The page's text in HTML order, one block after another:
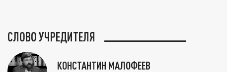
СЛОВО УЧРЕДИТЕЛЯ
КОНСТАНТИН МАЛОФЕЕВ